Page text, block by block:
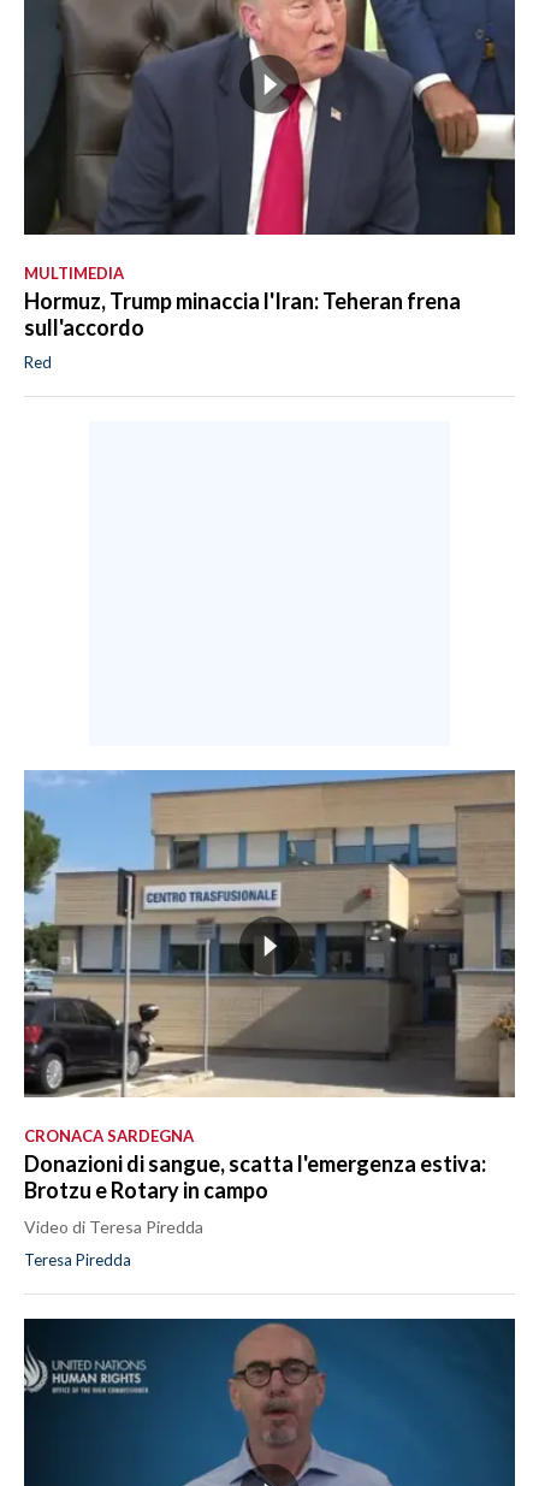
MULTIMEDIA
Hormuz, Trump minaccia l'Iran: Teheran frena
sull'accordo
Red
CRONACA SARDEGNA
Donazioni di sangue, scatta l'emergenza estiva:
Brotzu e Rotary in campo
Video di Teresa Piredda
Teresa Piredda